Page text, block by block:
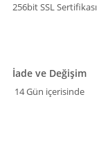
256bit SSL Sertifikası
İade ve Değişim
14 Gün içerisinde